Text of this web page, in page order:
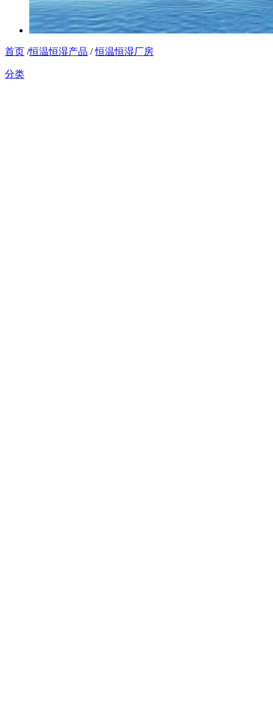
首页 /恒温恒湿产品 /恒温恒湿厂房
分类